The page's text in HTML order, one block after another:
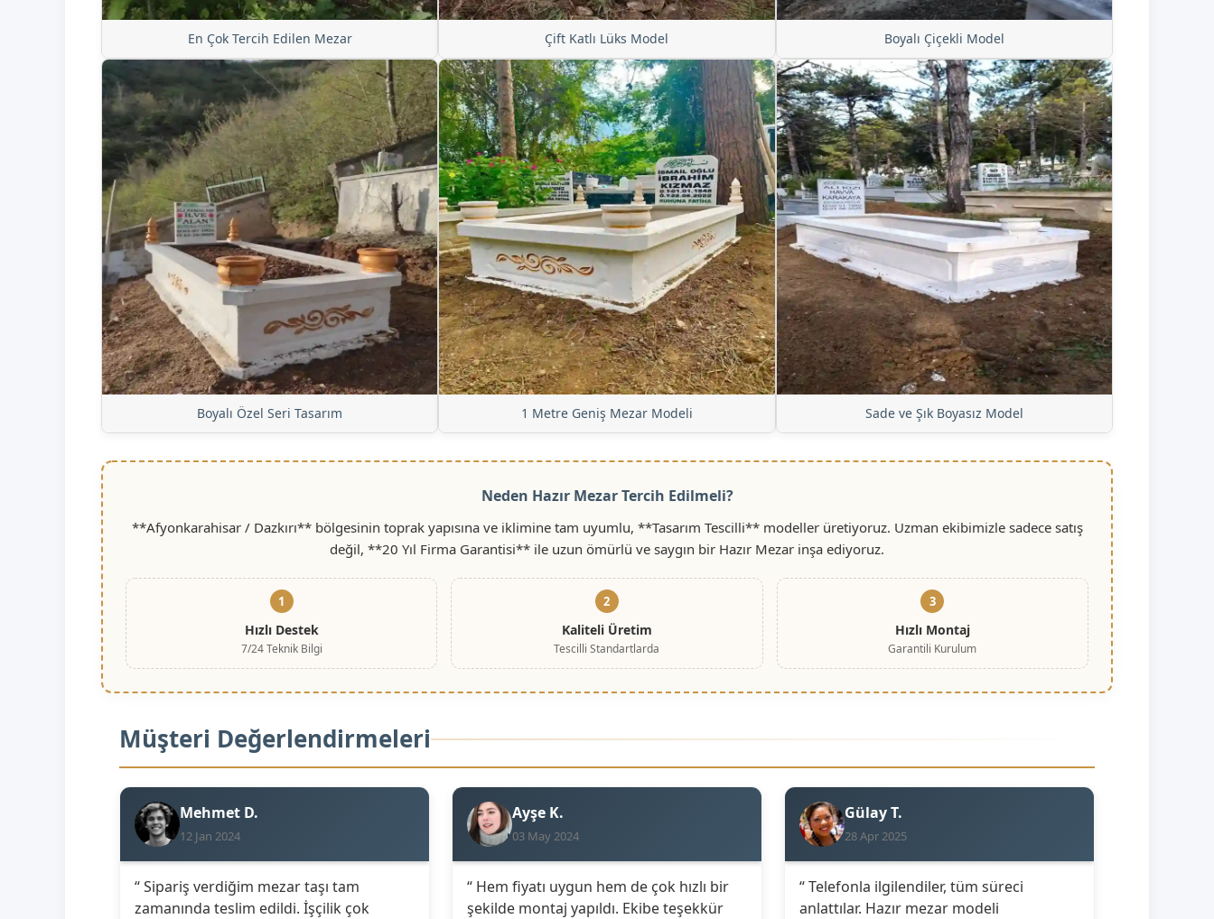
En Çok Tercih Edilen Mezar Çift Katlı Lüks Model Boyalı Çiçekli Model
Boyalı Özel Seri Tasarım 1 Metre Geniş Mezar Modeli Sade ve Şık Boyasız Model
Neden Hazır Mezar Tercih Edilmeli?
**Afyonkarahisar / Dazkırı** bölgesinin toprak yapısına ve iklimine tam uyumlu, **Tasarım Tescilli** modeller üretiyoruz. Uzman ekibimizle sadece satış
değil, **20 Yıl Firma Garantisi** ile uzun ömürlü ve saygın bir Hazır Mezar inşa ediyoruz.
1
Hızlı Destek
7/24 Teknik Bilgi
2
Kaliteli Üretim
Tescilli Standartlarda
3
Hızlı Montaj
Garantili Kurulum
Müşteri Değerlendirmeleri
Mehmet D.
12 Jan 2024
“ Sipariş verdiğim mezar taşı tam
zamanında teslim edildi. İşçilik çok
Ayşe K.
03 May 2024
“ Hem fiyatı uygun hem de çok hızlı bir
şekilde montaj yapıldı. Ekibe teşekkür
Gülay T.
28 Apr 2025
“ Telefonla ilgilendiler, tüm süreci
anlattılar. Hazır mezar modeli